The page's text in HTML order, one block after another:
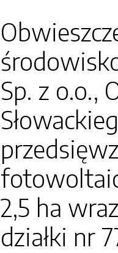
Sp. z o.o.,
2,5 ha
działki nr